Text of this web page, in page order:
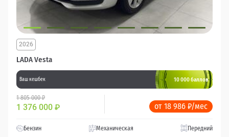
LADA Vesta
2026
Ваш кешбек 10 000 баллов
1 805 000 ₽
1 376 000 ₽ от 18 986 ₽/мес
Бензин Механическая Передний